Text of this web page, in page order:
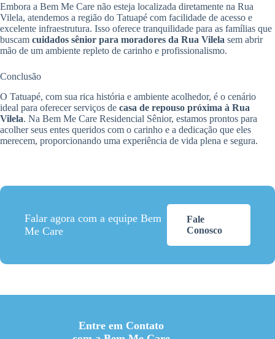
Embora a Bem Me Care não esteja localizada diretamente na Rua
Vilela, atendemos a região do Tatuapé com facilidade de acesso e
excelente infraestrutura. Isso oferece tranquilidade para as famílias que
buscam cuidados sênior para moradores da Rua Vilela sem abrir
mão de um ambiente repleto de carinho e profissionalismo.
Conclusão
O Tatuapé, com sua rica história e ambiente acolhedor, é o cenário
ideal para oferecer serviços de casa de repouso próxima à Rua
Vilela. Na Bem Me Care Residencial Sênior, estamos prontos para
acolher seus entes queridos com o carinho e a dedicação que eles
merecem, proporcionando uma experiência de vida plena e segura.
Falar agora com a equipe Bem
Me Care
Fale
Conosco
Entre em Contato